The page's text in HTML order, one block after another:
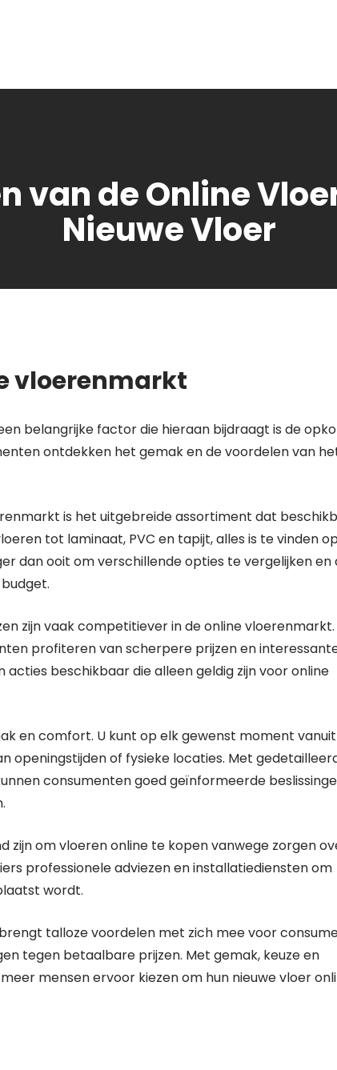
van de Online
Nieuwe Vloer
vloerenmarkt
belangrijke factor die hieraan bijdraagt is de
ontdekken het gemak en de voordelen van
is het uitgebreide assortiment dat
tot laminaat, PVC en tapijt, alles is te vinden
dan ooit om verschillende opties te vergelijken en
zijn vaak competitiever in de online
profiteren van scherpere prijzen en
acties beschikbaar die alleen geldig zijn voor online
en comfort. U kunt op elk gewenst moment vanuit
openingstijden of fysieke locaties. Met
consumenten goed geïnformeerde
zijn om vloeren online te kopen vanwege zorgen
professionele adviezen en installatiediensten om
wordt.
talloze voordelen met zich mee voor
tegen betaalbare prijzen. Met gemak, keuze en
mensen ervoor kiezen om hun nieuwe vloer